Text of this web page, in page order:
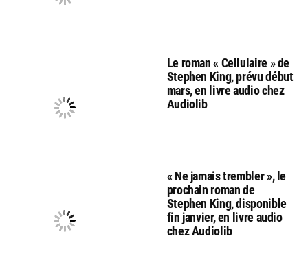
Le roman « Cellulaire » de
Stephen King, prévu début
mars, en livre audio chez
Audiolib
« Ne jamais trembler », le
prochain roman de
Stephen King, disponible
fin janvier, en livre audio
chez Audiolib